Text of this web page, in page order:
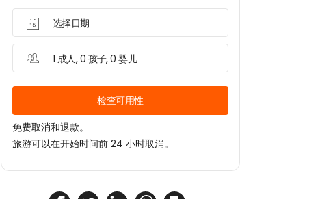
选择日期
1 成人, 0 孩子, 0 婴儿
检查可用性
免费取消和退款。
旅游可以在开始时间前 24 小时取消。